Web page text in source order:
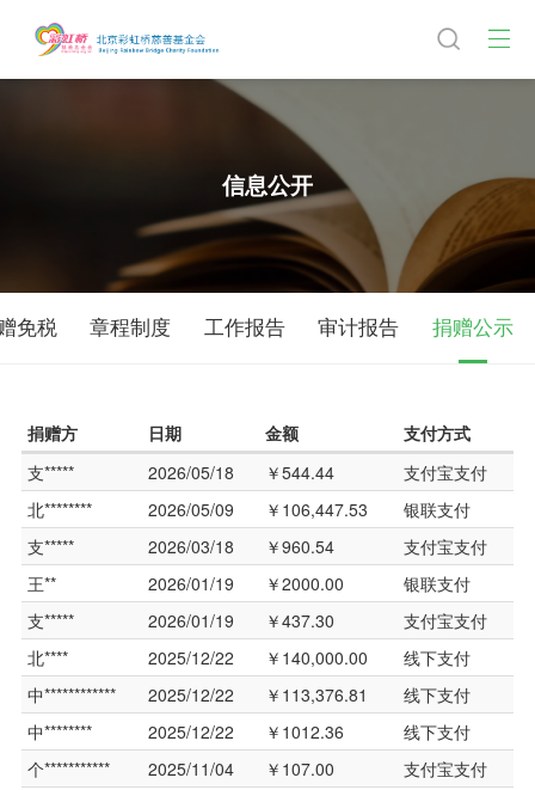
信息公开
免税 章程制度 工作报告 审计报告 捐赠公示